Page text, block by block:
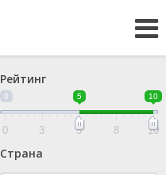
Рейтинг
0 5 10
0 3 5 8 10
Страна